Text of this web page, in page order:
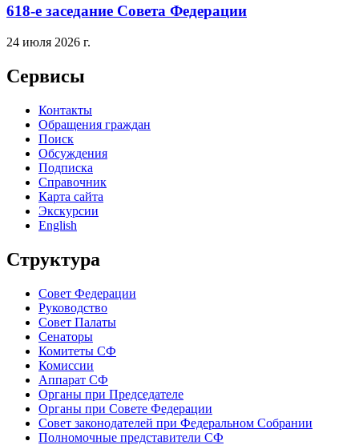
618-е заседание Совета Федерации
24 июля 2026 г.
Сервисы
Контакты
Обращения граждан
Поиск
Обсуждения
Подписка
Справочник
Карта сайта
Экскурсии
English
Структура
Совет Федерации
Руководство
Совет Палаты
Сенаторы
Комитеты СФ
Комиссии
Аппарат СФ
Органы при Председателе
Органы при Совете Федерации
Совет законодателей при Федеральном Собрании
Полномочные представители СФ